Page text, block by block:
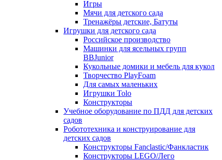
Игры
Мячи для детского сада
Тренажёры детские, Батуты
Игрушки для детского сада
Российское производство
Машинки для ясельных групп
BBJunior
Кукольные домики и мебель для кукол
Творчество PlayFoam
Для самых маленьких
Игрушки Tolo
Конструкторы
Учебное оборудование по ПДД для детских
садов
Робототехника и конструирование для
детских садов
Конструкторы Fanclastic/Фанкластик
Конструкторы LEGO/Лего